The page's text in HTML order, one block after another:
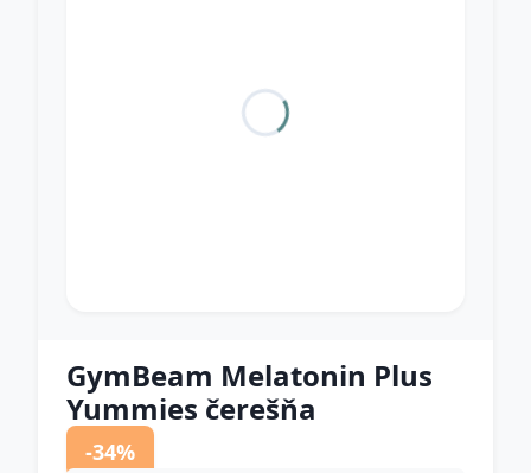
GymBeam Melatonin Plus
Yummies čerešňa
-34%